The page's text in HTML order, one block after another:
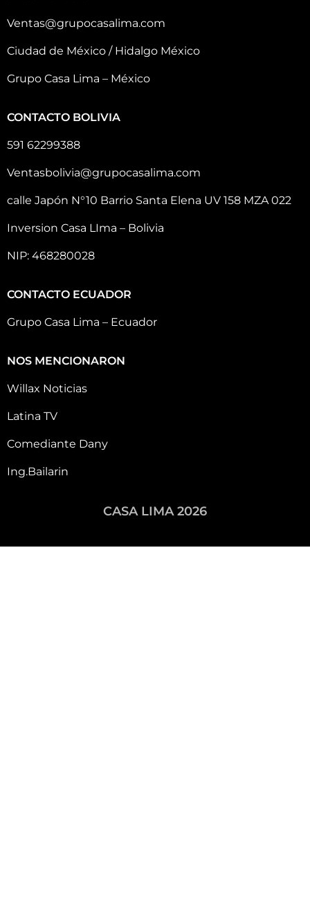
Ventas@grupocasalima.com
Ciudad de México / Hidalgo México
Grupo Casa Lima – México
CONTACTO BOLIVIA
591 62299388
Ventasbolivia@grupocasalima.com
calle Japón N°10 Barrio Santa Elena UV 158 MZA 022
Inversion Casa LIma – Bolivia
NIP: 468280028
CONTACTO ECUADOR
Grupo Casa Lima – Ecuador
NOS MENCIONARON
Willax Noticias
Latina TV
Comediante Dany
Ing.Bailarin
CASA LIMA 2026